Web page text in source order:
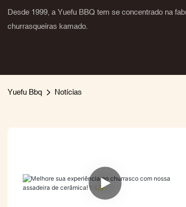
Desde 1999, a Yuefu BBQ tem se concentrado na
churrasqueiras kamado.
Yuefu Bbq Notícias